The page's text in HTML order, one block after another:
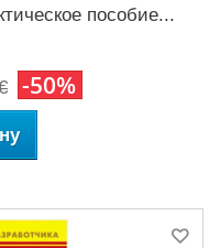
пособие...
-50%